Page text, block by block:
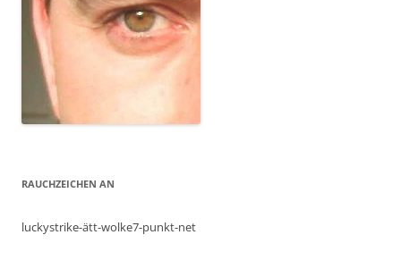
RAUCHZEICHEN AN
luckystrike-ätt-wolke7-punkt-net